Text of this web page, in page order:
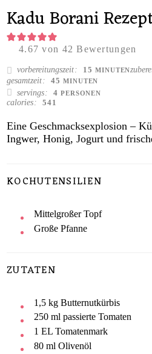
Kadu Borani
4.67 von 42 Bewertungen
vorbereitungszeit 15 MINUTEN
MINUTEN
gesamtzeit 45 MINUTEN
MINUTEN
servings 4 PERSONEN
calories 541
Eine Geschmacksexplosion –
Ingwer, Honig, Jogurt und
KOCHUTENSILIEN
Mittelgroßer Topf
Große Pfanne
ZUTATEN
1,5 kg Butternutkürbis
250 ml passierte Tomaten
1 EL Tomatenmark
80 ml Olivenöl